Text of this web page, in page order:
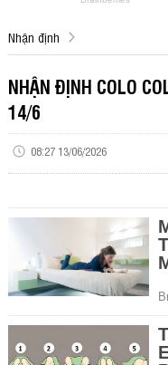
Nhận định
NHẬN ĐỊNH COLO
14/6
08:27 13/06/2026